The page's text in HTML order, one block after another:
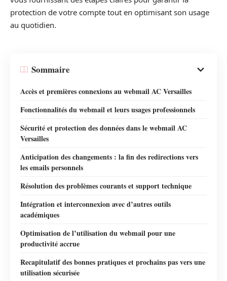
protection de votre compte tout en optimisant son usage
au quotidien.
Sommaire
Accès et premières connexions au webmail AC Versailles
Fonctionnalités du webmail et leurs usages professionnels
Sécurité et protection des données dans le webmail AC
Versailles
Anticipation des changements : la fin des redirections vers
les emails personnels
Résolution des problèmes courants et support technique
Intégration et interconnexion avec d’autres outils
académiques
Optimisation de l’utilisation du webmail pour une
productivité accrue
Recapitulatif des bonnes pratiques et prochains pas vers une
utilisation sécurisée